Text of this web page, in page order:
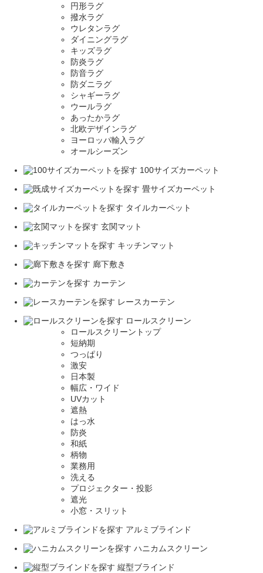
円形ラグ
撥水ラグ
ウレタンラグ
ダイニングラグ
キッズラグ
防炎ラグ
防音ラグ
防ダニラグ
シャギーラグ
ウールラグ
あったかラグ
北欧デザインラグ
ヨーロッパ輸入ラグ
オールシーズン
100サイズカーペット
畳サイズカーペット
タイルカーペット
玄関マット
キッチンマット
廊下敷き
カーテン
レースカーテン
ロールスクリーン
ロールスクリーントップ
短納期
つっぱり
激安
日本製
幅広・ワイド
UVカット
遮熱
はっ水
防炎
和紙
柄物
業務用
洗える
プロジェクター・投影
遮光
小窓・スリット
アルミブラインド
ハニカムスクリーン
縦型ブラインド